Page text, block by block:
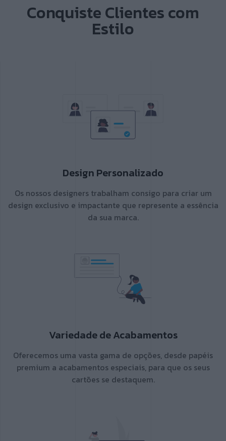
Conquiste Clientes com
Estilo
Design Personalizado
Os nossos designers trabalham consigo para criar um
design exclusivo e impactante que represente a essência
da sua marca.
Variedade de Acabamentos
Oferecemos uma vasta gama de opções, desde papéis
premium a acabamentos especiais, para que os seus
cartões se destaquem.